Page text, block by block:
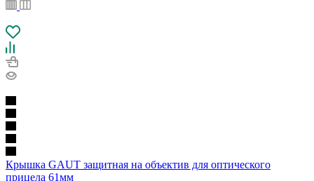
Крышка GAUT защитная на объектив для оптического
прицела 61мм